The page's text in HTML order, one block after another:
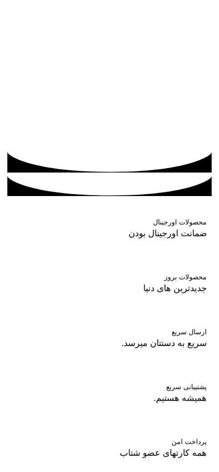
محصولات اورجینال
ضمانت اورجینال بودن
محصولات بروز
جدیدترین های دنیا
ارسال سریع
سریع به دستتان میرسد.
پشتیبانی سریع
همیشه هستیم.
پرداخت امن
همه کارتهای عضو شتاب